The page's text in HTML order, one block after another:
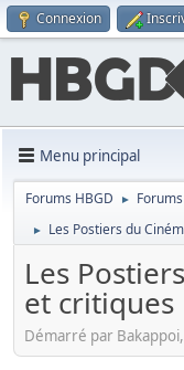
Connexion
Menu principal
Forums HBGD ► Forums
► Les Postiers du
Les
et critiques
Démarré par